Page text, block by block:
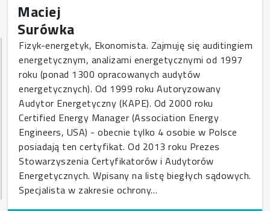
Maciej
Surówka
Fizyk-energetyk, Ekonomista. Zajmuję się auditingiem
energetycznym, analizami energetycznymi od 1997
roku (ponad 1300 opracowanych audytów
energetycznych). Od 1999 roku Autoryzowany
Audytor Energetyczny (KAPE). Od 2000 roku
Certified Energy Manager (Association Energy
Engineers, USA) - obecnie tylko 4 osobie w Polsce
posiadają ten certyfikat. Od 2013 roku Prezes
Stowarzyszenia Certyfikatorów i Audytorów
Energetycznych. Wpisany na listę biegłych sądowych.
Specjalista w zakresie ochrony…